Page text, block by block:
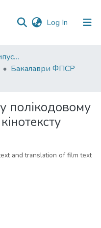
Log In (current)
01. Кваліфікаційні випускні роботи здобувачів вищої освіти
Бакалаври ФПСР
полікодовому
and translation of film text